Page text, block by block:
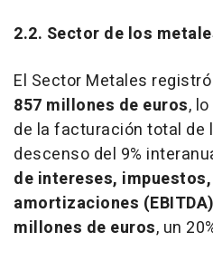
2.2. Sector de los
El Sector Metales
857 millones de euros,
de la facturación total de
descenso del 9%
de intereses,
amortizaciones (EBITDA)
millones de euros, un